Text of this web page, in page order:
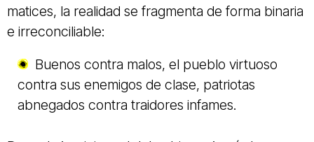
matices, la realidad se fragmenta de forma binaria
e irreconciliable:
Buenos contra malos, el pueblo virtuoso
contra sus enemigos de clase, patriotas
abnegados contra traidores infames.